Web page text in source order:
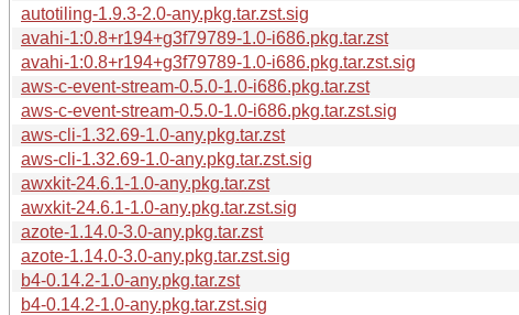
autotiling-1.9.3-2.0-any.pkg.tar.zst.sig
avahi-1:0.8+r194+g3f79789-1.0-i686.pkg.tar.zst
avahi-1:0.8+r194+g3f79789-1.0-i686.pkg.tar.zst.sig
aws-c-event-stream-0.5.0-1.0-i686.pkg.tar.zst
aws-c-event-stream-0.5.0-1.0-i686.pkg.tar.zst.sig
aws-cli-1.32.69-1.0-any.pkg.tar.zst
aws-cli-1.32.69-1.0-any.pkg.tar.zst.sig
awxkit-24.6.1-1.0-any.pkg.tar.zst
awxkit-24.6.1-1.0-any.pkg.tar.zst.sig
azote-1.14.0-3.0-any.pkg.tar.zst
azote-1.14.0-3.0-any.pkg.tar.zst.sig
b4-0.14.2-1.0-any.pkg.tar.zst
b4-0.14.2-1.0-any.pkg.tar.zst.sig